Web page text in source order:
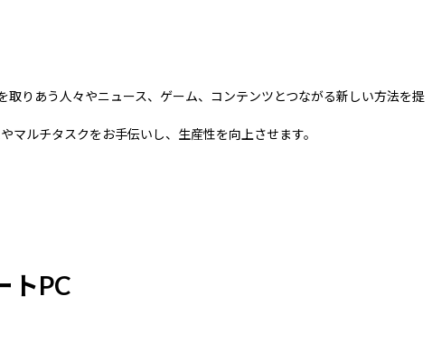
りあう人々やニュース、ゲーム、コンテンツとつながる新しい方法を提
ルチタスクをお手伝いし、生産性を向上させます。
トPC